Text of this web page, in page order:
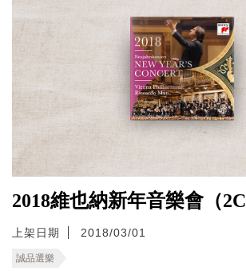
2018維也納新年音樂會（
上架日期 2018/03/01
誠品選樂